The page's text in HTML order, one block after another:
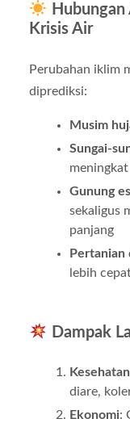
Krisis Air
Perubahan iklim
diprediksi:
Musim
Sungai-
meningkat
Gunung
sekaligus
panjang
Pertanian
lebih
Dampak
Kesehatan
diare,
Ekonomi: